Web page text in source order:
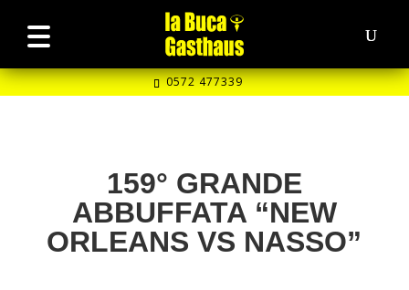
0572 477339
159° GRANDE
ABBUFFATA “NEW
ORLEANS VS NASSO”